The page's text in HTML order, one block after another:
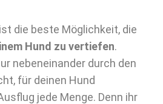
die beste Möglichkeit, die
Hund zu vertiefen.
nebeneinander durch den
für deinen Hund
jede Menge. Denn ihr